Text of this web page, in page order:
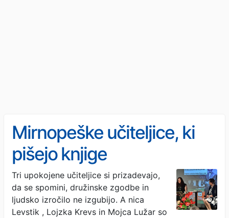
Mirnopeške učiteljice, ki
pišejo knjige
Tri upokojene učiteljice si prizadevajo,
da se spomini, družinske zgodbe in
ljudsko izročilo ne izgubijo. A nica
Levstik , Lojzka Krevs in Mojca Lužar so